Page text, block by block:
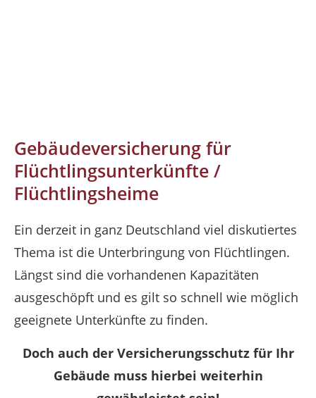
Gebäudeversicherung für
Flüchtlingsunterkünfte /
Flüchtlingsheime
Ein derzeit in ganz Deutschland viel diskutiertes
Thema ist die Unterbringung von Flüchtlingen.
Längst sind die vorhandenen Kapazitäten
ausgeschöpft und es gilt so schnell wie möglich
geeignete Unterkünfte zu finden.
Doch auch der Versicherungsschutz für Ihr
Gebäude muss hierbei weiterhin